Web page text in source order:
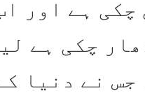
چکی ہے اور
چکی ہے
جس نے دنیا